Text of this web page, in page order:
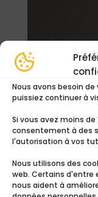
Nous avons besoin
puissiez continuer à
Si vous avez moins
consentement à des
l'autorisation à vos
Nous utilisons des
web. Certains d'entre
nous aident à
Ton sur ton
0,00€
Ajouter au